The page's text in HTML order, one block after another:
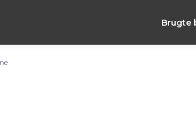
Brugte